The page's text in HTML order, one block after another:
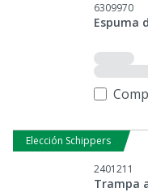
6309970
Espuma
Elección Schippers
2401211
Trampa